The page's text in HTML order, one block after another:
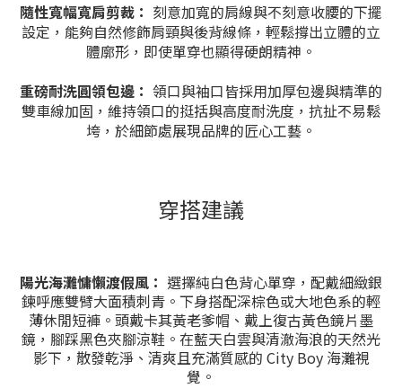
隨性寬幅寬肩剪裁： 刻意加寬的肩線與不刻意收腰的下擺
設定，能夠自然修飾肩頸與後背線條，輕鬆撐出立體的立
體廓形，即使單穿也顯得硬朗精神。
重磅耐洗圓領包邊： 領口與袖口皆採用加厚包邊與精準的
雙車線加固，維持領口的挺括與高度耐洗度，抗扯不易鬆
垮，於細節處展現品牌的匠心工藝。
穿搭建議
陽光海灘慵懶渡假風： 選擇純白色背心單穿，配戴細緻銀
鍊呼應雙臂大面積刺青。下身搭配深棕色或大地色系的輕
薄休閒短褲。頭戴卡其黃老爹帽、戴上復古黃色鏡片墨
鏡，腳踩黑色夾腳涼鞋。在藍天白雲與清澈海浪的天然光
影下，散發乾淨、清爽且充滿質感的 City Boy 海灘視
覺。